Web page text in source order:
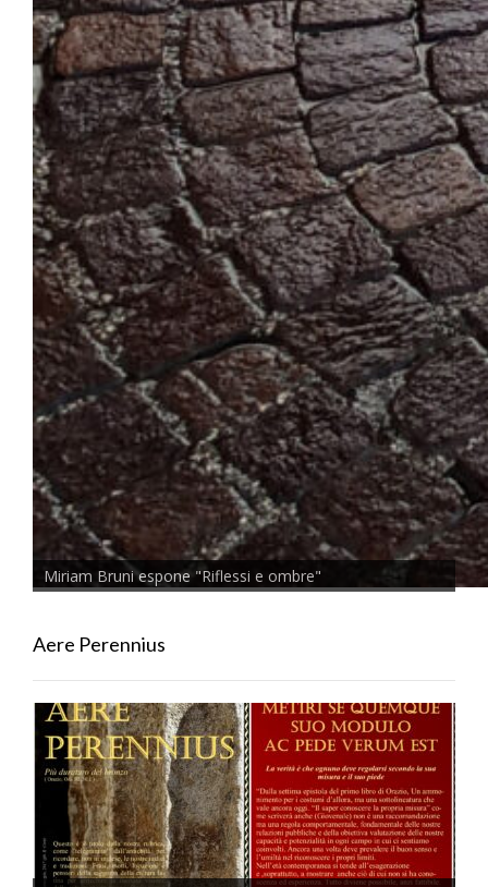
Miriam Bruni espone "Riflessi e ombre"
Aere Perennius